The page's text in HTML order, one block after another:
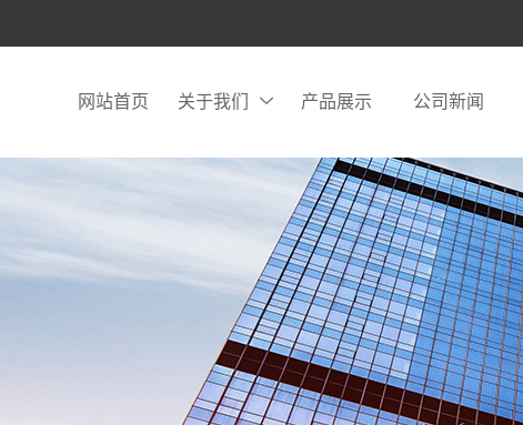
网站首页 关于我们 产品展示 公司新闻